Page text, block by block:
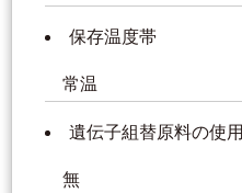
保存温度帯
常温
遺伝子組替原料の使用
無